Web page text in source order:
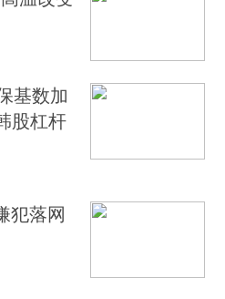
基数加
股杠杆
犯落网